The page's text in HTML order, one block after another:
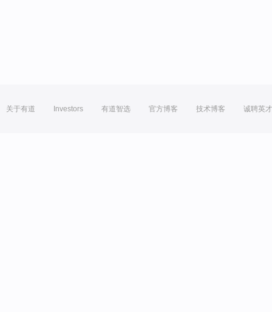
关于有道 Investors 有道智选 官方博客 技术博客 诚聘英才